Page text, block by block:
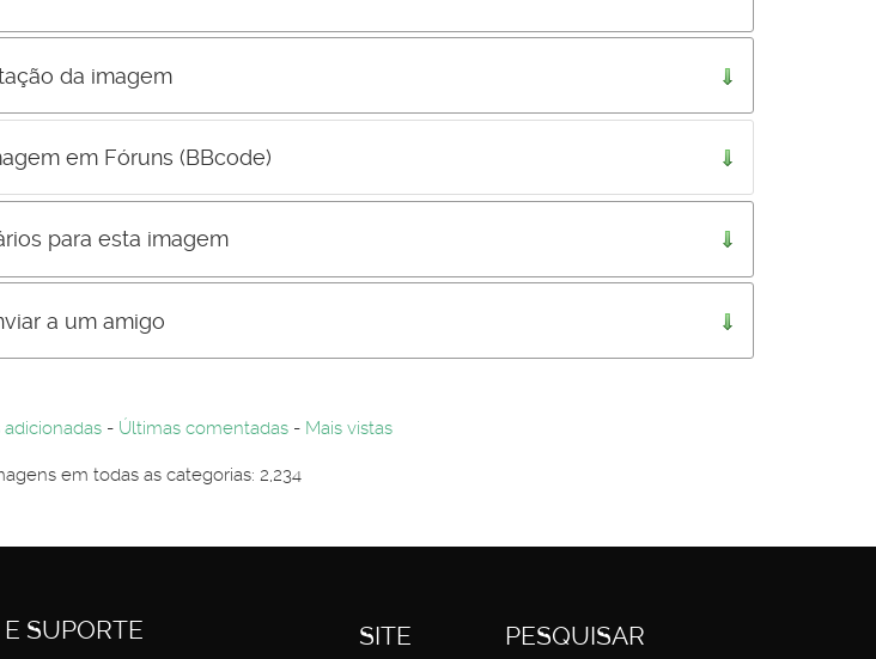
da imagem
Bom
em Fóruns (BBcode)
para esta imagem
para visitantes. Por-favor registe-se...
se...a um amigo
- Últimas comentadas - Mais vistas
em todas as categorias: 2,234
SUPORTE SITE PESQUISAR